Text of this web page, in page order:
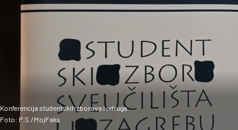
Konferencija studentskih zborova i udruga
Foto: P.S./MojFaks